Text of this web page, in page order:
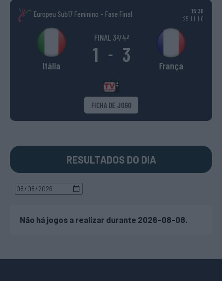
Europeu Sub17 Feminino – Fase Final
15:30
25 JULHO
Itália
FINAL 3º/4º
1 - 3 França
FICHA DE JOGO
RESULTADOS DO DIA
Não há jogos a realizar durante 2026-08-08.